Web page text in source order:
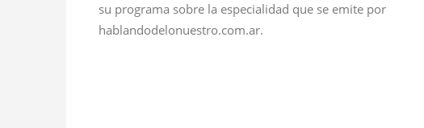
su programa sobre la especialidad que se emite por
hablandodelonuestro.com.ar.